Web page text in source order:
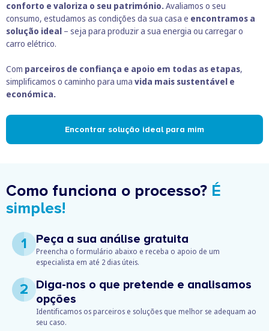
conforto e valoriza o seu património.Avaliamos o seu
consumo, estudamos as condições da sua casa e encontramos a
solução ideal – seja para produzir a sua energia ou carregar o
carro elétrico.
Com parceiros de confiança e apoio em todas as etapas,
simplificamos o caminho para uma vida mais sustentável e
económica.
Encontrar solução ideal para mim
Como funciona o processo? É
simples!
1 Peça a sua análise gratuita
Preencha o formulário abaixo e receba o apoio de um
especialista em até 2 dias úteis.
2
Diga-nos o que pretende e analisamos
opções
Identificamos os parceiros e soluções que melhor se adequam ao
seu caso.